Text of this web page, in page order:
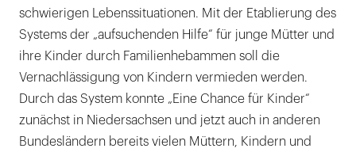
schwierigen Lebenssituationen. Mit der Etablierung des
Systems der „aufsuchenden Hilfe“ für junge Mütter und
ihre Kinder durch Familienhebammen soll die
Vernachlässigung von Kindern vermieden werden.
Durch das System konnte „Eine Chance für Kinder“
zunächst in Niedersachsen und jetzt auch in anderen
Bundesländern bereits vielen Müttern, Kindern und